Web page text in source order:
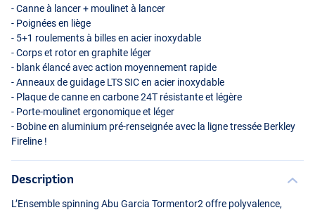
- Canne à lancer + moulinet à lancer
- Poignées en liège
- 5+1 roulements à billes en acier inoxydable
- Corps et rotor en graphite léger
- blank élancé avec action moyennement rapide
- Anneaux de guidage LTSSICen acier inoxydable
- Plaque de canne en carbone 24T résistante et légère
- Porte-moulinet ergonomique et léger
- Bobine en aluminium pré-renseignée avec la ligne tressée Berkley
Fireline !
Description
L’Ensemble spinning Abu Garcia Tormentor2 offre polyvalence,